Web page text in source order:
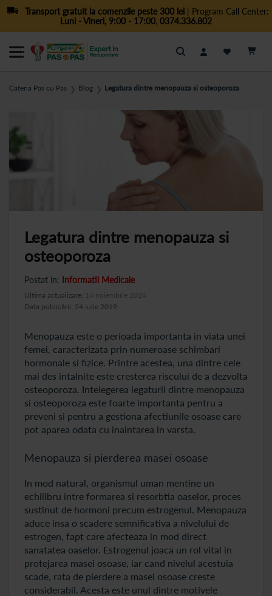
Transport gratuit la comenzile peste 300 lei| Program Call Center:
Luni - Vineri, 9:00 - 17:00, 0374.336.802
Cautare
Catena Pas cu Pas ❯ Blog ❯ Legatura dintre menopauza si osteoporoza
Legatura dintre menopauza si
osteoporoza
Postat in: Informatii Medicale
Data publicării: 24 iulie 2019
Ultima actualizare: 14 noiembrie 2024
Menopauza este o perioada importanta in viata unei
femei, caracterizata prin numeroase schimbari
hormonale si fizice. Printre acestea, una dintre cele
mai des intalnite este cresterea riscului de a dezvolta
osteoporoza. Intelegerea legaturii dintre menopauza
si osteoporoza este foarte importanta pentru a
preveni si pentru a gestiona afectiunile osoase care
pot aparea odata cu inaintarea in varsta.
Menopauza si pierderea masei osoase
In mod natural, organismul uman mentine un
echilibru intre formarea si resorbtia oaselor, proces
sustinut de hormoni precum estrogenul. Menopauza
aduce insa o scadere semnificativa a nivelului de
estrogen, fapt care afecteaza in mod direct
sanatatea oaselor. Estrogenul joaca un rol vital in
protejarea masei osoase, iar cand nivelul acestuia
scade, rata de pierdere a masei osoase creste
considerabil. Acesta este unul dintre motivele